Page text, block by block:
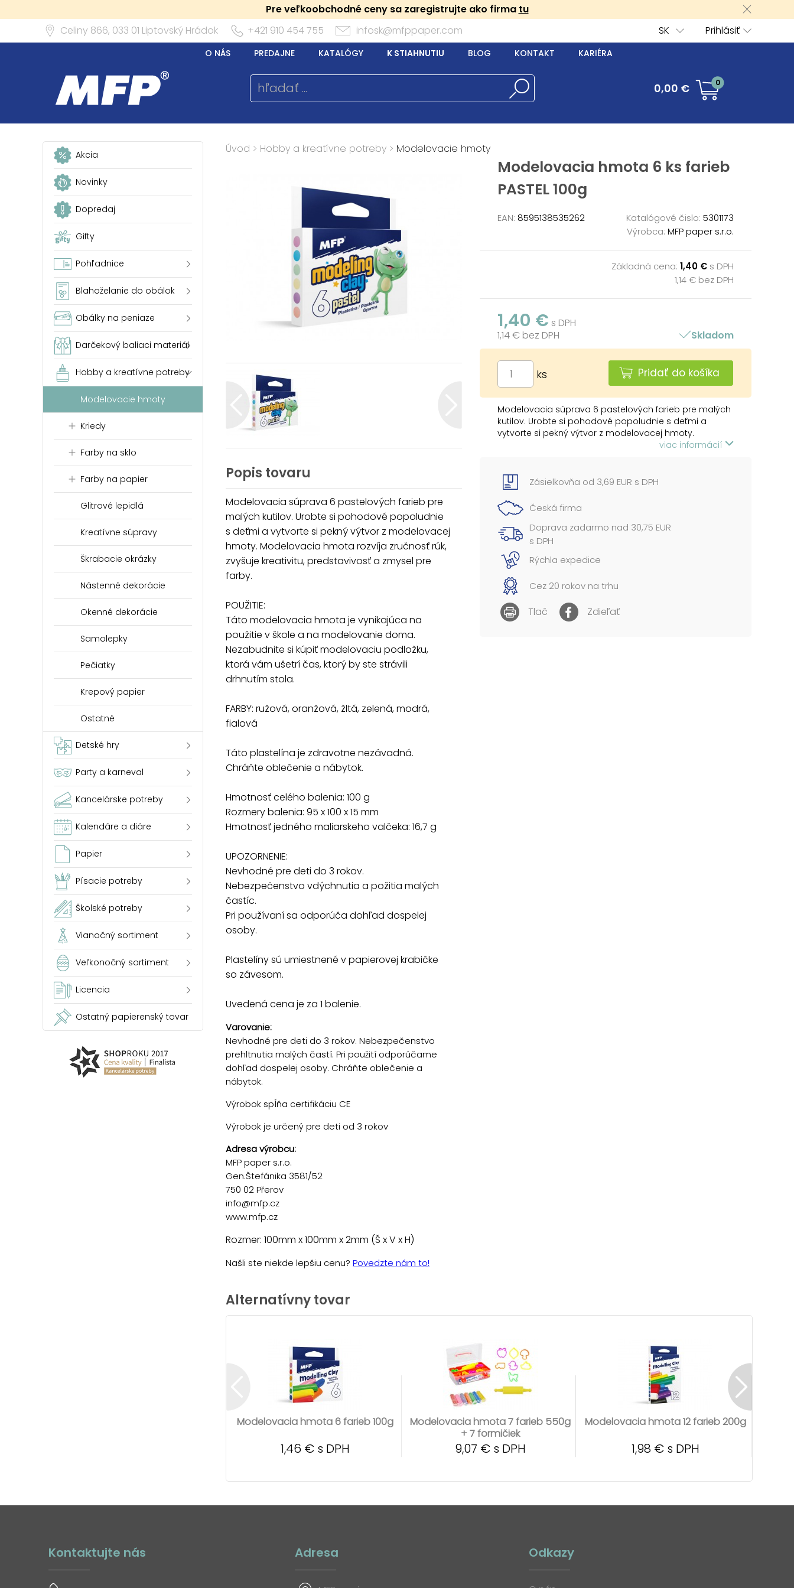
Pre veľkoobchodné ceny sa zaregistrujte ako firma tu
Celiny 866, 033 01 Liptovský Hrádok +421 910 454 755 infosk@mfppaper.com Prihlásiť
SK
O NÁS PREDAJNE KATALÓGY K STIAHNUTIU BLOG KONTAKT KARIÉRA
0,00 € 0
Akcia
Novinky
Dopredaj
Gifty
Pohľadnice
Blahoželanie do obálok
Obálky na peniaze
Darčekový baliaci materiál
Hobby a kreatívne potreby
Modelovacie hmoty
Kriedy
Farby na sklo
Farby na papier
Glitrové lepidlá
Kreatívne súpravy
Škrabacie okrázky
Nástenné dekorácie
Okenné dekorácie
Samolepky
Pečiatky
Krepový papier
Ostatné
Detské hry
Party a karneval
Kancelárske potreby
Kalendáre a diáre
Papier
Písacie potreby
Školské potreby
Vianočný sortiment
Veľkonočný sortiment
Licencia
Ostatný papierenský tovar
Úvod > Hobby a kreatívne potreby > Modelovacie hmoty
Modelovacia hmota 6 ks farieb
PASTEL 100g
EAN: 8595138535262 Katalógové čislo: 5301173
Výrobca: MFP paper s.r.o.
Základná cena: 1,40 € s DPH
1,14 € bez DPH
1,40 € s DPH
1,14 € bez DPH
Skladom
ks Pridať do košíka
Modelovacia súprava 6 pastelových farieb pre malých
kutilov. Urobte si pohodové popoludnie s deťmi a
vytvorte si pekný výtvor z modelovacej hmoty.
Modelovacia hmota rozvíja zručnosť rúk, zvyšuje
POUŽITIE:
Táto modelovacia hmota je vynikajúca na použitie v
škole a na modelovanie doma. Nezabudnite si kúpiť
modelovaciu podložku, ktorá vám ušetrí čas, ktorý by
ste strávili drhnutím stola.
FARBY: ružová, oranžová, žltá, zelená, modrá, fialová
Táto plastelína je zdravotne nezávadná. Chráňte
oblečenie a nábytok.
Hmotnosť celého balenia: 100 g
Rozmery balenia: 95 x 100 x 15 mm
viac informácií
Popis tovaru
Modelovacia súprava 6 pastelových farieb pre
malých kutilov. Urobte si pohodové popoludnie
s deťmi a vytvorte si pekný výtvor z modelovacej
hmoty. Modelovacia hmota rozvíja zručnosť rúk,
zvyšuje kreativitu, predstavivosť a zmysel pre
farby.
POUŽITIE:
Táto modelovacia hmota je vynikajúca na
použitie v škole a na modelovanie doma.
Nezabudnite si kúpiť modelovaciu podložku,
ktorá vám ušetrí čas, ktorý by ste strávili
drhnutím stola.
FARBY: ružová, oranžová, žltá, zelená, modrá,
fialová
Táto plastelína je zdravotne nezávadná.
Chráňte oblečenie a nábytok.
Hmotnosť celého balenia: 100 g
Rozmery balenia: 95 x 100 x 15 mm
Hmotnosť jedného maliarskeho valčeka: 16,7 g
UPOZORNENIE:
Nevhodné pre deti do 3 rokov.
Nebezpečenstvo vdýchnutia a požitia malých
častíc.
Pri používaní sa odporúča dohľad dospelej
osoby.
Plastelíny sú umiestnené v papierovej krabičke
so závesom.
Uvedená cena je za 1 balenie.
Varovanie:
Nevhodné pre deti do 3 rokov. Nebezpečenstvo
prehltnutia malých častí. Pri použití odporúčame
dohľad dospelej osoby. Chráňte oblečenie a
nábytok.
Výrobok spĺňa certifikáciu CE
Výrobok je určený pre deti od 3 rokov
Adresa výrobcu:
MFP paper s.r.o.
Gen.Štefánika 3581/52
750 02 Přerov
info@mfp.cz
www.mfp.cz
Rozmer: 100mm x 100mm x 2mm (Š x V x H)
Našli ste niekde lepšiu cenu? Povedzte nám to!
Zásielkovňa od 3,69 EUR s DPH
Česká firma
Doprava zadarmo nad 30,75 EUR
s DPH
Rýchla expedice
Cez 20 rokov na trhu
Tlač Zdieľať
Alternatívny tovar
Modelovacia hmota 6 farieb 100g
1,46 € s DPH
Modelovacia hmota 7 farieb 550g
+ 7 formičiek
9,07 € s DPH
Modelovacia hmota 12 farieb 200g
1,98 € s DPH
Kontaktujte nás Adresa Odkazy